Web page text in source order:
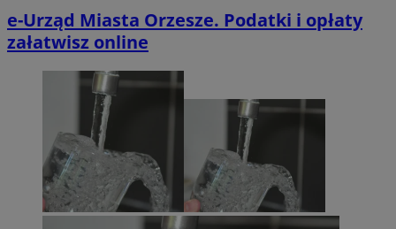
e-Urząd Miasta Orzesze. Podatki i opłaty
załatwisz online